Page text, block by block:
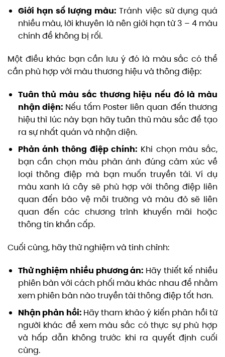
Giới hạn số lượng màu:Tránh việc sử dụng quá
nhiều màu, lời khuyên là nên giới hạn từ 3 – 4 màu
chính để không bị rối.
Một điều khác bạn cần lưu ý đó là màu sắc có thể
cần phù hợp với màu thương hiệu và thông điệp:
Tuân thủ màu sắc thương hiệu nếu đó là màu
nhận diện: Nếu tấm Poster liên quan đến thương
hiệu thì lúc này bạn hãy tuân thủ màu sắc để tạo
ra sự nhất quán và nhận diện.
Phản ánh thông điệp chính: Khi chọn màu sắc,
bạn cần chọn màu phản ánh đúng cảm xúc về
loại thông điệp mà bạn muốn truyền tải. Ví dụ
màu xanh lá cây sẽ phù hợp với thông điệp liên
quan đến bảo vệ môi trường và màu đỏ sẽ liên
quan đến các chương trình khuyến mãi hoặc
thông tin khẩn cấp.
Cuối cùng, hãy thử nghiệm và tinh chỉnh:
Thử nghiệm nhiều phương án: Hãy thiết kế nhiều
phiên bản với cách phối màu khác nhau để nhằm
xem phiên bản nào truyền tải thông điệp tốt hơn.
Nhận phản hồi: Hãy tham khảo ý kiến phản hồi từ
người khác để xem màu sắc có thực sự phù hợp
và hấp dẫn không trước khi ra quyết định cuối
cùng.